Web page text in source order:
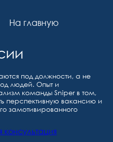
На главную
под должности, а не
людей. Опыт и
команды Sniper в том,
перспективную вакансию и
замотивированного